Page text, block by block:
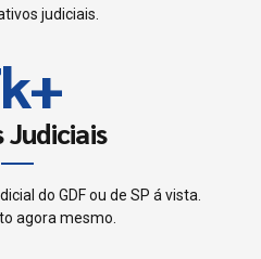
judiciais.
k+
do GDF ou de SP á vista.
agora mesmo.